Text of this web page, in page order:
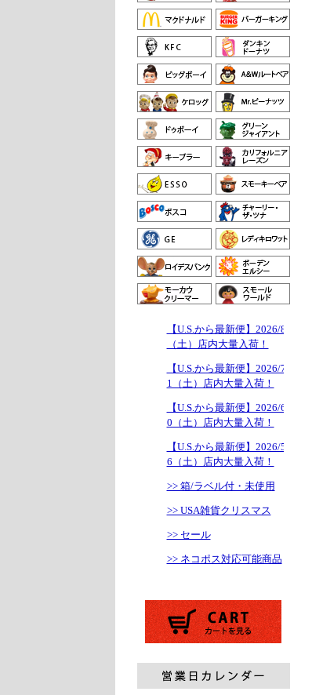
【U.S.から最新便】2026/8/1
（土）店内大量入荷！
【U.S.から最新便】2026/7/1
1（土）店内大量入荷！
【U.S.から最新便】2026/6/2
0（土）店内大量入荷！
【U.S.から最新便】2026/5/1
6（土）店内大量入荷！
>> 箱/ラベル付・未使用
>> USA雑貨クリスマス
>> セール
>> ネコポス対応可能商品